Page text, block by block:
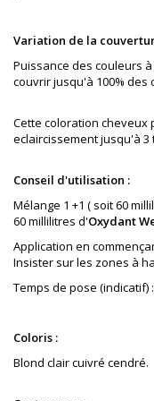
Variation de la
Puissance des couleurs
couvrir jusqu'à 100% des
Cette coloration
eclaircissement jusqu'à 3
Conseil d'utilisation :
Mélange 1 +1 ( soit 60
60 millilitres d'Oxydant
Application en
Insister sur les zones à
Temps de pose
Coloris :
Blond clair cuivré cendré.